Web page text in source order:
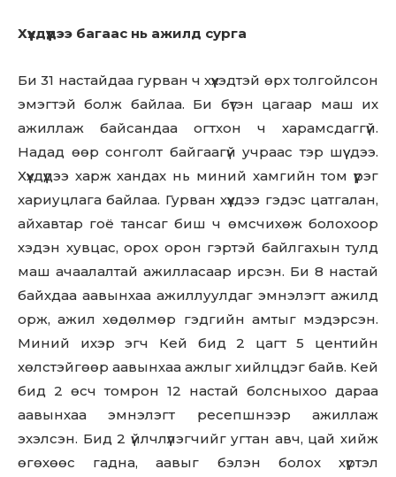
Хүүхдүүдээ багаас нь ажилд сурга
Би 31 настайдаа гурван ч хүүхэдтэй өрх толгойлсон
эмэгтэй болж байлаа. Би бүтэн цагаар маш их
ажиллаж байсандаа огтхон ч харамсдаггүй.
Надад өөр сонголт байгаагүй учраас тэр шүү дээ.
Хүүхдүүдээ харж хандах нь миний хамгийн том үүрэг
хариуцлага байлаа. Гурван хүүхдээ гэдэс цатгалан,
айхавтар гоё тансаг биш ч өмсчихөж болохоор
хэдэн хувцас, орох орон гэртэй байлгахын тулд
маш ачаалалтай ажилласаар ирсэн. Би 8 настай
байхдаа аавынхаа ажиллуулдаг эмнэлэгт ажилд
орж, ажил хөдөлмөр гэдгийн амтыг мэдэрсэн.
Миний ихэр эгч Кей бид 2 цагт 5 центийн
хөлстэйгөөр аавынхаа ажлыг хийлцдэг байв. Кей
бид 2 өсч томрон 12 настай болсныхоо дараа
аавынхаа эмнэлэгт ресепшнээр ажиллаж
эхэлсэн. Бид 2 үйлчлүүлэгчийг угтан авч, цай хийж
өгөхөөс гадна, аавыг бэлэн болох хүртэл